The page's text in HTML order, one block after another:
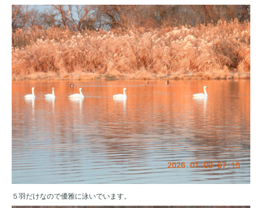
５羽だけなので優雅に泳いでいます。